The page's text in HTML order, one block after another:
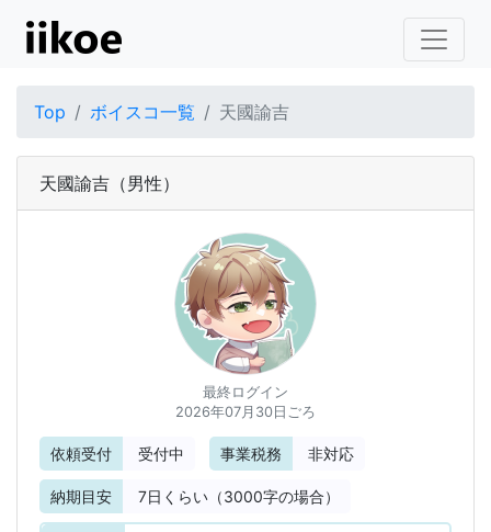
Top ボイスコ一覧 天國諭吉
天國諭吉 （男性）
最終ログイン
2026年07月30日ごろ
依頼受付 受付中 事業税務 非対応
納期目安 7日くらい（3000字の場合）